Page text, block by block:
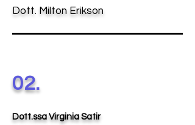
Dott. Milton Erikson
02.
Dott.ssa Virginia Satir